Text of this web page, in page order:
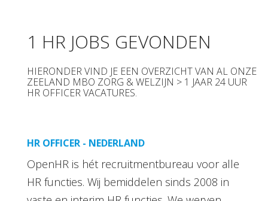
1 HR JOBS GEVONDEN
HIERONDER VIND JE EEN OVERZICHT VAN AL ONZE
ZEELAND MBO ZORG & WELZIJN > 1 JAAR 24 UUR
HR OFFICER VACATURES.
HR OFFICER - NEDERLAND
OpenHR is hét recruitmentbureau voor alle
HR functies. Wij bemiddelen sinds 2008 in